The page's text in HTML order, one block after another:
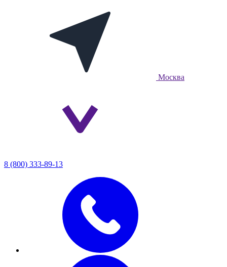
Москва
8 (800) 333-89-13